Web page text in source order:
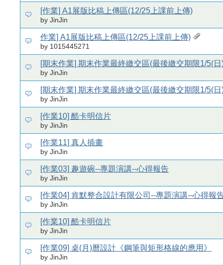
[作業] A1展版比稿上傳區(12/25上課前上傳)
by JinJin
作業] A1展版比稿上傳區(12/25上課前上傳)
by 1015445271
[期末作業] 期末作業最終繳交區(最後繳交期限1/5(日
by JinJin
[期末作業] 期末作業最終繳交區(最後繳交期限1/5(日
by JinJin
[作業10] 酷卡明信片
by JinJin
[作業11] 真人插畫
by JinJin
[作業03] 趣遊碗--專題演講--心得報告
by JinJin
[作業04] 肯默整合設計有限公司--專題演講--心得報
by JinJin
[作業10] 酷卡明信片
by JinJin
[作業09] 桌(月)曆設計《鋼筆與矩形格線的應用》
by JinJin